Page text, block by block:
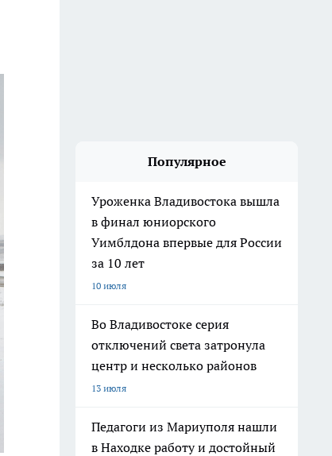
Популярное
Уроженка Владивостока вышла
в финал юниорского
Уимблдона впервые для России
за 10 лет
10 июля
Во Владивостоке серия
отключений света затронула
центр и несколько районов
13 июля
Педагоги из Мариуполя нашли
в Находке работу и достойный